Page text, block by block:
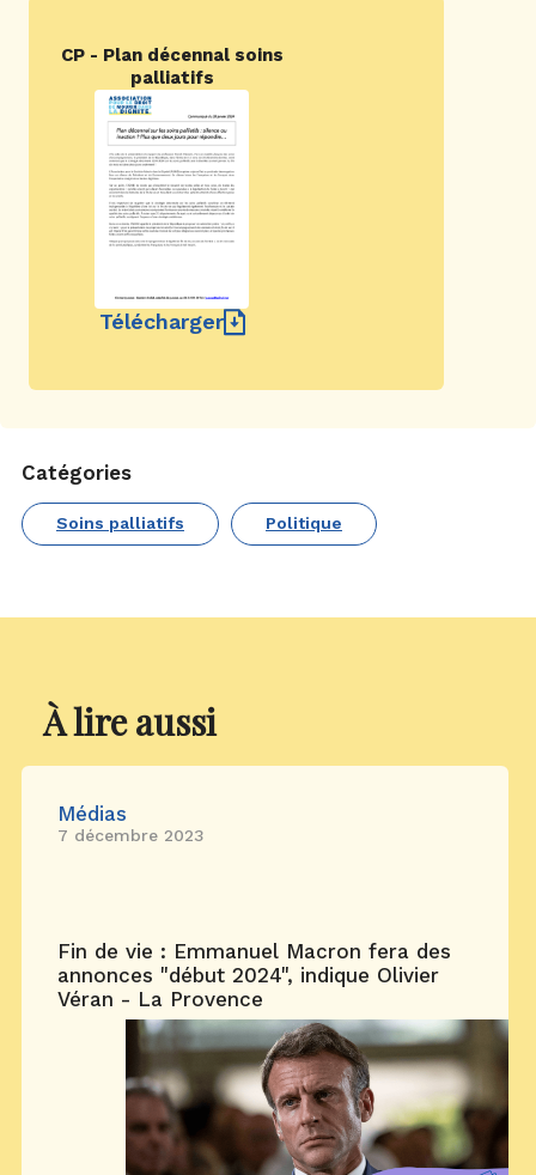
CP - Plan décennal soins
palliatifs
Télécharger
Catégories
Soins palliatifs Politique
À lire aussi
Médias
7 décembre 2023
Fin de vie : Emmanuel Macron fera des
annonces "début 2024", indique Olivier
Véran - La Provence